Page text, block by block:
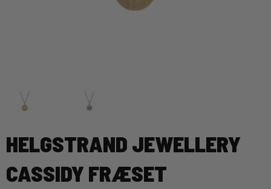
HELGSTRAND JEWELLERY
CASSIDY FRÆSET